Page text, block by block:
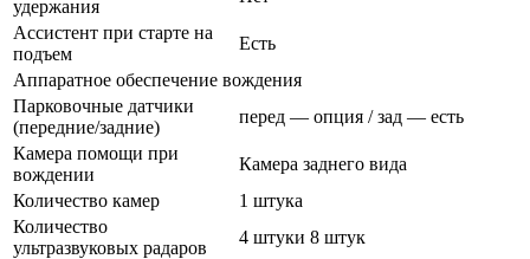
удержания
Ассистент при старте на
подъем
Есть
Аппаратное обеспечение вождения
Парковочные датчики
(передние/задние)
перед — опция / зад — есть
Камера помощи при
вождении
Камера заднего вида
Количество камер
1 штука
Количество
ультразвуковых радаров
4 штуки 8 штук